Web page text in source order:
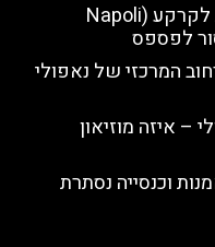
נאפולי תחתית – נאפולי מתחת לקרקע (Napoli
המרכזי של נאפולי
– איזה מוזיאון
וכנסייה נסתרת